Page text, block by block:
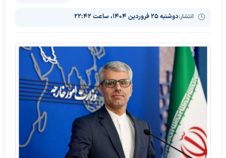
انتشار:دوشنبه ۲۵ فروردین ۱۴۰۴، ساعت ۲۲:۴۲